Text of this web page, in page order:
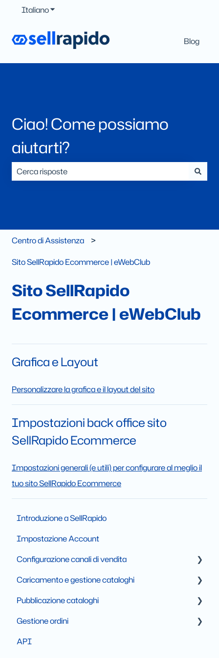
ItalianoMostra sottomenu per le traduzioni
Blog
Ciao! Come possiamo
aiutarti?
Centro di Assistenza
Sito SellRapido Ecommerce | eWebClub
Sito SellRapido
Ecommerce | eWebClub
Grafica e Layout
Personalizzare la grafica e il layout del sito
Impostazioni back office sito
SellRapido Ecommerce
Impostazioni generali (e utili) per configurare al meglio il
tuo sito SellRapido Ecommerce
Introduzione a SellRapido
Impostazione Account
Configurazione canali di vendita
Marketplace
Ecommerce
Comparatori
Caricamento e gestione cataloghi
Carica un catalogo in SellRapido
Cataloghi B2B
Crea feed per comparatori di prezzo
Pubblicazione cataloghi
Pubblica un catalogo
Imposta filtri e regole di pubblicazione
Gestione ordini
Gestione ordini
API